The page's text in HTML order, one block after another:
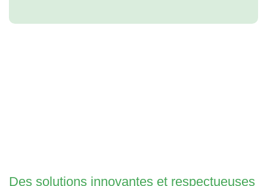
Des solutions innovantes et respectueuses